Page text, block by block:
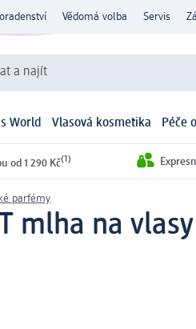
Vědomá volba Servis
a najít
World Vlasová kosmetika Péče
od 1 290 Kč(1)
parfémy
mlha na